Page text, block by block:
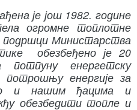
је још 1982. године
огромне топлотне
подршци Министарства
обезбеђено је 20
енергетску
потрошњу енергије за
и нашим ђацима и
обезбедити топле и